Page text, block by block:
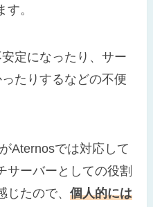
。
定になったり、サー
たりするなどの不便
Aternosでは対応して
サーバーとしての役割
じたので、個人的には